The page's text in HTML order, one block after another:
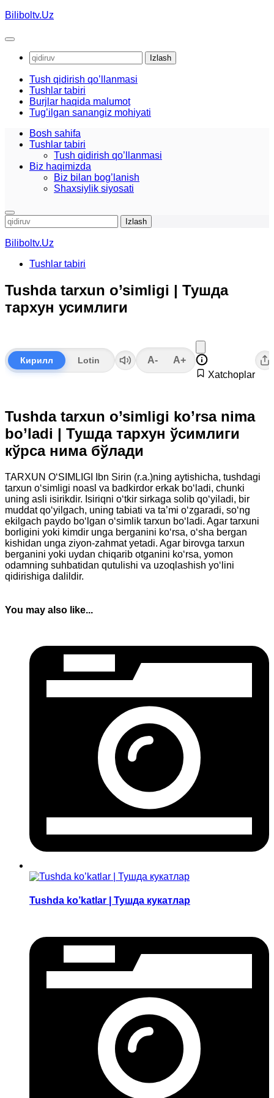
Skip
content
Biliboltv.Uz
Qidirshish:
Tush qidirish qo’llanmasi
Tushlar tabiri
Burjlar haqida malumot
Tug’ilgan sanangiz mohiyati
Bosh sahifa
Tushlar tabiri
Tush qidirish qo’llanmasi
Biz haqimizda
Biz bilan bog’lanish
Shaxsiylik siyosati
Qidirshish:
Biliboltv.Uz
Tushlar tabiri
Tushda tarxun o’simligi | Тушда
тархун усимлиги
Кирилл Lotin A-
A+
Xatchoplar
Tushda tarxun o’simligi ko’rsa nima
bo’ladi | Тушда тархун ўсимлиги
кўрса нима бўлади
TARXUN O‘SIMLIGI Ibn Sirin (r.a.)ning aytishicha, tushdagi
tarxun o‘simligi noasl va badkirdor erkak bo‘ladi, chunki
uning asli isirikdir. Isiriqni o‘tkir sirkaga solib qo‘yiladi, bir
muddat qo‘yilgach, uning tabiati va ta’mi o‘zgaradi, so‘ng
ekilgach paydo bo‘lgan o‘simlik tarxun bo‘ladi. Agar tarxuni
borligini yoki kimdir unga berganini ko‘rsa, o‘sha bergan
kishidan unga ziyon-zahmat yetadi. Agar birovga tarxun
berganini yoki uydan chiqarib otganini ko‘rsa, yomon
odamning suhbatidan qutulishi va uzoqlashish yo‘lini
qidirishiga dalildir.
You may also like...
Tushda ko’katlar | Тушда кукатлар